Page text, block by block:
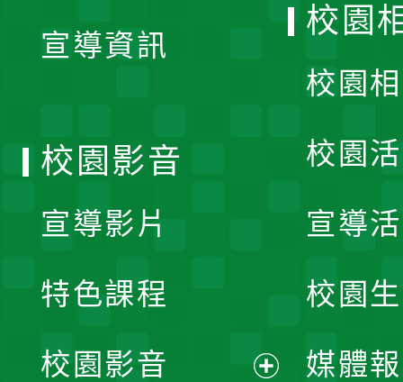
宣導資訊
校園
校園
校園
宣導
校園
媒體
校園影音
宣導影片
特色課程
校園影音